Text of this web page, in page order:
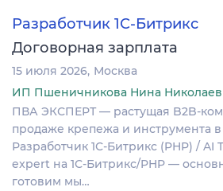
Разработчик 1С-Битрикс
Договорная зарплата
15 июля 2026 Москва
ИП Пшеничникова Нина
ПВА ЭКСПЕРТ — растущая B2B-
продаже крепежа и инструмента
Разработчик 1С-Битрикс (PHP) / AI
expert на 1С-Битрикс/PHP —
готовим мы…